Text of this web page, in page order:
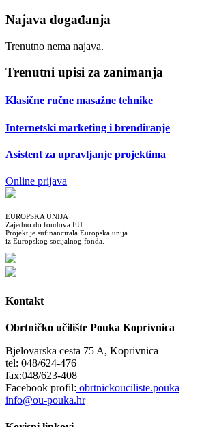
Najava događanja
Trenutno nema najava.
Trenutni upisi za zanimanja
Klasične ručne masažne tehnike
Internetski marketing i brendiranje
Asistent za upravljanje projektima
Online prijava
EUROPSKA UNIJA
Zajedno do fondova EU
Projekt je sufinancirala Europska unija
iz Europskog socijalnog fonda.
Kontakt
Obrtničko učilište Pouka Koprivnica
Bjelovarska cesta 75 A, Koprivnica
tel: 048/624-476
fax:048/623-408
Facebook profil: obrtnickouciliste.pouka
info@ou-pouka.hr